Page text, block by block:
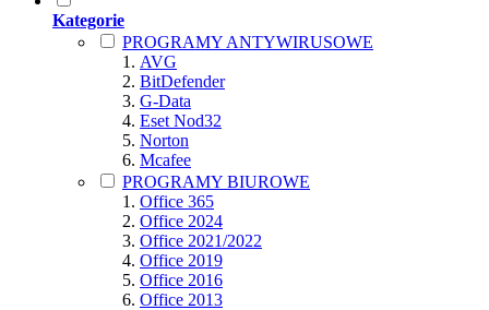
Kategorie
PROGRAMY ANTYWIRUSOWE
AVG
BitDefender
G-Data
Eset Nod32
Norton
Mcafee
PROGRAMY BIUROWE
Office 365
Office 2024
Office 2021/2022
Office 2019
Office 2016
Office 2013